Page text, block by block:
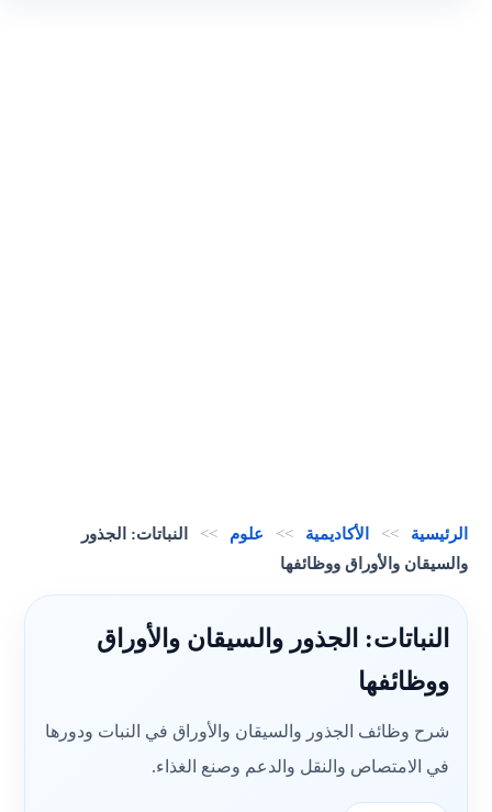
الرئيسية >> الأكاديمية >> علوم >>
النباتات: الجذور
والسيقان والأوراق ووظائفها
النباتات: الجذور والسيقان والأوراق
ووظائفها
شرح وظائف الجذور والسيقان والأوراق في النبات ودورها
في الامتصاص والنقل والدعم وصنع الغذاء.